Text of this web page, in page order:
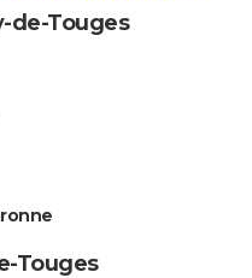
de-Touges
Touges